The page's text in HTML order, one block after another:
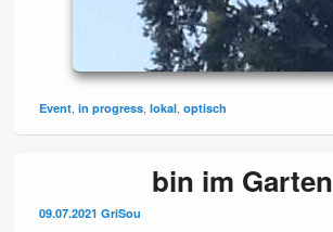
Event ,in progress ,lokal ,optisch
bin im Garten
09.07.2021 GriSou